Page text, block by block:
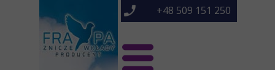
+48 509 151 250